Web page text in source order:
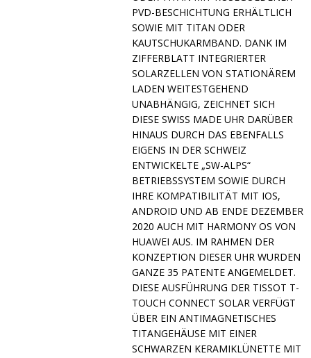
D-BESCHICHTUNG ERHÄLTLICH SO
WIE MIT TITAN ODER KA
UTSCHUKARMBAND. DANK IM ZI
FFERBLATT INTEGRIERTER SO
LARZELLEN VON STATIONÄREM LA
DEN WEITESTGEHEND UN
ABHÄNGIG, ZEICHNET SICH DI
ESE SWISS MADE UHR DARÜBER HI
NAUS DURCH DAS EBENFALLS EI
GENS IN DER SCHWEIZ EN
TWICKELTE „SW-ALPS“ BE
TRIEBSSYSTEM SOWIE DURCH IH
RE KOMPATIBILITÄT MIT IOS, AN
DROID UND AB ENDE DEZEMBER 20
20 AUCH MIT HARMONY OS VON HU
AWEI AUS. IM RAHMEN DER KO
NZEPTION DIESER UHR WURDEN GA
NZE 35 PATENTE ANGEMELDET. DI
ESE AUSFÜHRUNG DER TISSOT T-TO
UCH CONNECT SOLAR VERFÜGT ÜB
ER EIN ANTIMAGNETISCHES TI
TANGEHÄUSE MIT EINER SC
HWARZEN KERAMIKLÜNETTE MIT LU